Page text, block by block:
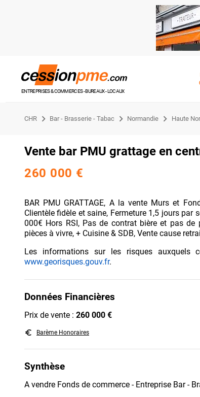
ENTREPRISES & COMMERCES - BUREAUX - LOCAUX
CHR Bar - Brasserie - Tabac Normandie Haute
Vente bar PMU grattage en
260 000 €
BAR PMU GRATTAGE, A la vente Murs et
Clientèle fidèle et saine, Fermeture 1,5 jours par
000€ Hors RSI, Pas de contrat bière et pas de
pièces à vivre, + Cuisine & SDB, Vente cause
Les informations sur les risques auxquels
www.georisques.gouv.fr.
Données Financières
Prix de vente : 260 000 €
euro_symbol Barème Honoraires
Synthèse
A vendre Fonds de commerce - Entreprise Bar -